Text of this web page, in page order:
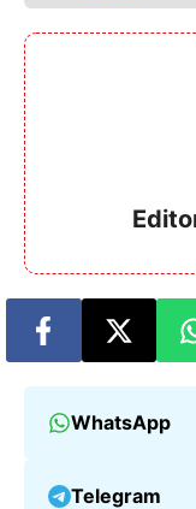
WhatsApp
Telegram